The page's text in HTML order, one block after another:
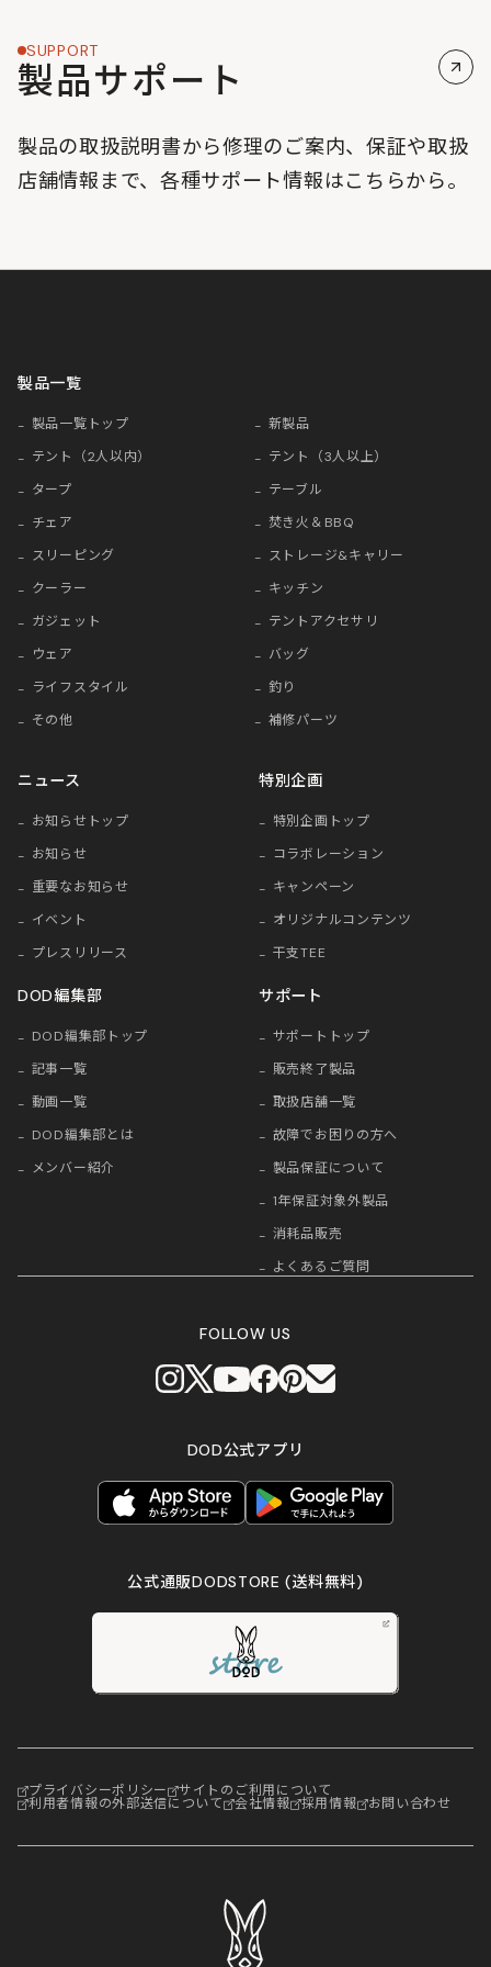
SUPPORT
製品サポート
製品の取扱説明書から修理のご案内、保証や取扱
店舗情報まで、各種サポート情報はこちらから。
製品一覧
製品一覧トップ
新製品
テント（2人以内）
テント（3人以上）
タープ
テーブル
チェア
焚き火＆BBQ
スリーピング
ストレージ&キャリー
クーラー
キッチン
ガジェット
テントアクセサリ
ウェア
バッグ
ライフスタイル
釣り
その他
補修パーツ
ニュース
お知らせトップ
お知らせ
重要なお知らせ
イベント
プレスリリース
特別企画
特別企画トップ
コラボレーション
キャンペーン
オリジナルコンテンツ
干支TEE
DOD編集部
DOD編集部トップ
記事一覧
動画一覧
DOD編集部とは
メンバー紹介
サポート
サポートトップ
販売終了製品
取扱店舗一覧
故障でお困りの方へ
製品保証について
1年保証対象外製品
消耗品販売
よくあるご質問
FOLLOW US
DOD公式アプリ
公式通販DODSTORE(送料無料)
プライバシーポリシー サイトのご利用について
利用者情報の外部送信について 会社情報 採用情報 お問い合わせ